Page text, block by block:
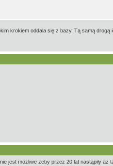
krokiem oddala się z bazy. Tą samą
jest możliwe żeby przez 20 lat nastąpiły aż